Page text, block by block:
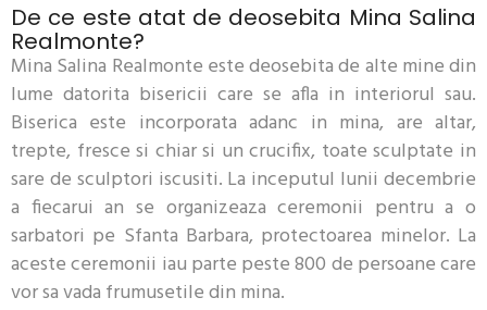
De ce este atat de deosebita Mina Salina
Realmonte?
Mina Salina Realmonte este deosebita de alte mine din
lume datorita bisericii care se afla in interiorul sau.
Biserica este incorporata adanc in mina, are altar,
trepte, fresce si chiar si un crucifix, toate sculptate in
sare de sculptori iscusiti. La inceputul lunii decembrie
a fiecarui an se organizeaza ceremonii pentru a o
sarbatori pe Sfanta Barbara, protectoarea minelor. La
aceste ceremonii iau parte peste 800 de persoane care
vor sa vada frumusetile din mina.